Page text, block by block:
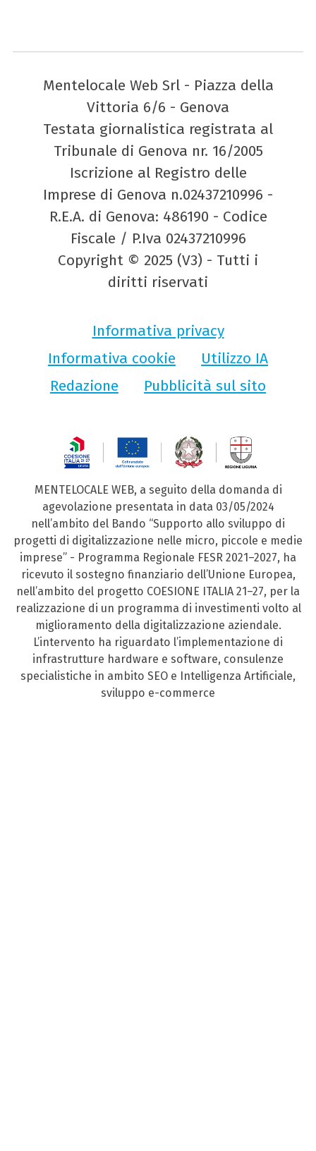
Mentelocale Web Srl - Piazza della
Vittoria 6/6 - Genova
Testata giornalistica registrata al
Tribunale di Genova nr. 16/2005
Iscrizione al Registro delle
Imprese di Genova n.02437210996 -
R.E.A. di Genova: 486190 - Codice
Fiscale / P.Iva 02437210996
Copyright © 2025 (V3) - Tutti i
diritti riservati
Informativa privacy
Informativa cookie
Utilizzo IA
Redazione
Pubblicità sul sito
MENTELOCALE WEB, a seguito della domanda di
agevolazione presentata in data 03/05/2024
nell’ambito del Bando “Supporto allo sviluppo di
progetti di digitalizzazione nelle micro, piccole e medie
imprese” - Programma Regionale FESR 2021–2027, ha
ricevuto il sostegno finanziario dell’Unione Europea,
nell’ambito del progetto COESIONE ITALIA 21–27, per la
realizzazione di un programma di investimenti volto al
miglioramento della digitalizzazione aziendale.
L’intervento ha riguardato l’implementazione di
infrastrutture hardware e software, consulenze
specialistiche in ambito SEO e Intelligenza Artificiale,
sviluppo e-commerce